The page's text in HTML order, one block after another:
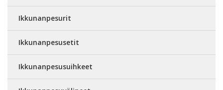
Ikkunanpesurit
Ikkunanpesusetit
Ikkunanpesusuihkeet